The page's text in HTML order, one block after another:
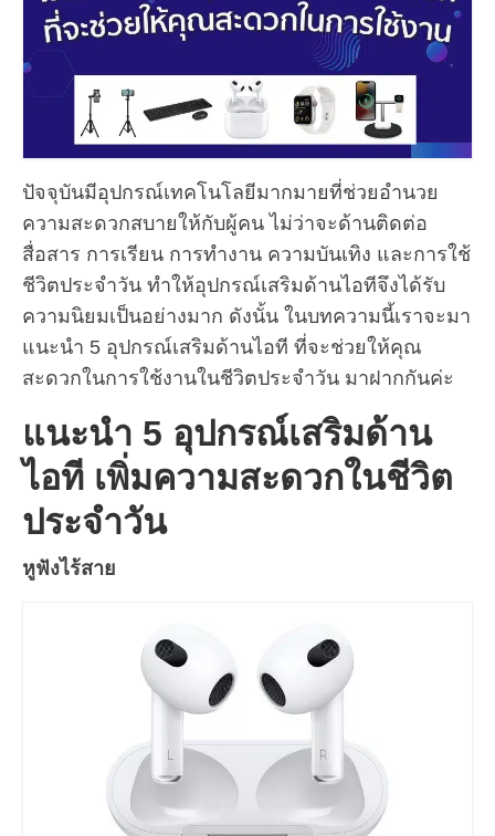
ปัจจุบันมีอุปกรณ์เทคโนโลยีมากมายที่ช่วยอำนวย
ความสะดวกสบายให้กับผู้คน ไม่ว่าจะด้านติดต่อ
สื่อสาร การเรียน การทำงาน ความบันเทิง และการใช้
ชีวิตประจำวัน ทำให้อุปกรณ์เสริมด้านไอทีจึงได้รับ
ความนิยมเป็นอย่างมาก ดังนั้น ในบทความนี้เราจะมา
แนะนำ 5 อุปกรณ์เสริมด้านไอที ที่จะช่วยให้คุณ
สะดวกในการใช้งานในชีวิตประจำวัน มาฝากกันค่ะ
แนะนำ 5 อุปกรณ์เสริมด้าน
ไอที เพิ่มความสะดวกในชีวิต
ประจำวัน
หูฟังไร้สาย